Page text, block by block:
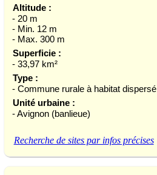
Altitude :
- 20 m
- Min. 12 m
- Max. 300 m
Superficie :
- 33,97 km²
Type :
- Commune rurale à habitat dispersé
Unité urbaine :
- Avignon (banlieue)
Recherche de sites par infos précises